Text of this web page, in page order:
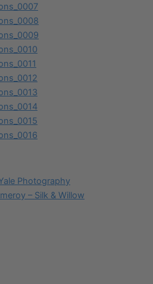
Photography
– Silk & Willow